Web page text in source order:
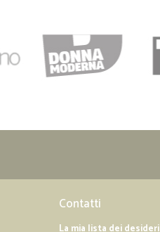
perfetto
Grazie Contatti
La mia lista dei desideri